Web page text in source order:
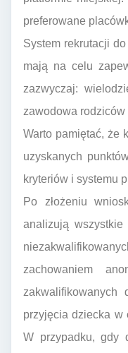
preferowane
System rekrutacji
mają na celu
zazwyczaj:
zawodowa
Warto pamiętać, że
uzyskanych
kryteriów i systemu
Po złożeniu
analizują
zachowaniem
przyjęcia dziecka w
W przypadku, gdy